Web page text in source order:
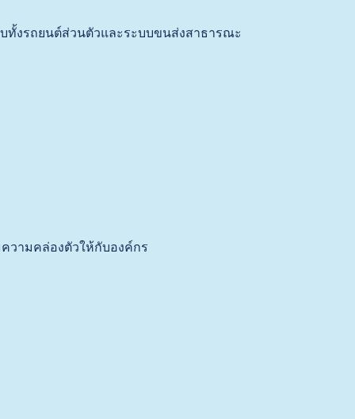
ทั้งรถยนต์ส่วนตัวและระบบขนส่งสาธารณะ
ความคล่องตัวให้กับองค์กร